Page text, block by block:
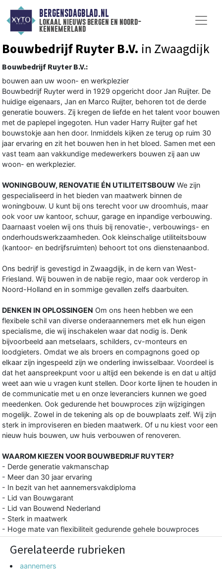
BERGENSDAGBLAD.NL
lokaal nieuws bergen en noord-
kennemerland
Bouwbedrijf Ruyter B.V. in Zwaagdijk
Bouwbedrijf Ruyter B.V.:
bouwen aan uw woon- en werkplezier
Bouwbedrijf Ruyter werd in 1929 opgericht door Jan Ruijter. De
huidige eigenaars, Jan en Marco Ruijter, behoren tot de derde
generatie bouwers. Zij kregen de liefde en het talent voor bouwen
met de paplepel ingegoten. Hun vader Harry Ruijter gaf het
bouwstokje aan hen door. Inmiddels kijken ze terug op ruim 30
jaar ervaring en zit het bouwen hen in het bloed. Samen met een
vast team aan vakkundige medewerkers bouwen zij aan uw
woon- en werkplezier.
WONINGBOUW, RENOVATIE ÉN UTILITEITSBOUW We zijn
gespecialiseerd in het bieden van maatwerk binnen de
woningbouw. U kunt bij ons terecht voor uw droomhuis, maar
ook voor uw kantoor, schuur, garage en inpandige verbouwing.
Daarnaast voelen wij ons thuis bij renovatie-, verbouwings- en
onderhoudswerkzaamheden. Ook kleinschalige utiliteitsbouw
(kantoor- en bedrijfsruimten) behoort tot ons dienstenaanbod.
Ons bedrijf is gevestigd in Zwaagdijk, in de kern van West-
Friesland. Wij bouwen in de nabije regio, maar ook verderop in
Noord-Holland en in sommige gevallen zelfs daarbuiten.
DENKEN IN OPLOSSINGEN Om ons heen hebben we een
flexibele schil van diverse onderaannemers met elk hun eigen
specialisme, die wij inschakelen waar dat nodig is. Denk
bijvoorbeeld aan metselaars, schilders, cv-monteurs en
loodgieters. Omdat we als broers en compagnons goed op
elkaar zijn ingespeeld zijn we onderling inwisselbaar. Voordeel is
dat het aanspreekpunt voor u altijd een bekende is en dat u altijd
weet aan wie u vragen kunt stellen. Door korte lijnen te houden in
de communicatie met u en onze leveranciers kunnen we goed
meedenken. Ook gedurende het bouwproces zijn wijzigingen
mogelijk. Zowel in de tekening als op de bouwplaats zelf. Wij zijn
sterk in improviseren en bieden maatwerk. Of u nu kiest voor een
nieuw huis bouwen, uw huis verbouwen of renoveren.
WAAROM KIEZEN VOOR BOUWBEDRIJF RUYTER?
- Derde generatie vakmanschap
- Meer dan 30 jaar ervaring
- In bezit van het aannemersvakdiploma
- Lid van Bouwgarant
- Lid van Bouwend Nederland
- Sterk in maatwerk
- Hoge mate van flexibiliteit gedurende gehele bouwproces
Gerelateerde rubrieken
aannemers